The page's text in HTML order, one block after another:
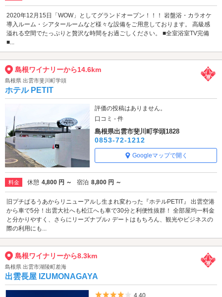
2020年12月15日「WOW」としてグランドオープン！！！ 岩盤浴・カラオケ
導入ルーム・シアタールームなど様々な設備をご用意しております。 高級感
溢れる空間でたっぷりと贅沢な時間をお過ごしください。 ■全室浴室TV完備
■...
島根ワイナリーから14.6km
島根県 出雲市斐川町学頭
ホテル PETIT
評価の投稿はありません。
口コミ - 件
島根県出雲市斐川町学頭1828
0853-72-1212
Googleマップで開く
料金 休憩 4,800 円 ～ 宿泊 8,800 円 ～
旧プチぱるうあからリニューアルし生まれ変わった『ホテルPETIT』 出雲空港
から車で5分！出雲大社へも松江へも車で30分と利便性抜群！ 全部屋均一料金
と分かりやすく、さらにリーズナブル♪ デートはもちろん、観光やビジネスの
際の利用にも...
島根ワイナリーから8.3km
島根県 出雲市湖陵町差海
出雲長屋 IZUMONAGAYA
5つ星のうち4
4.40